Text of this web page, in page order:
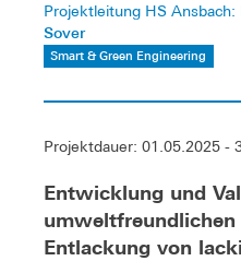
Projektleitung HS Ansbach:
Sover
Smart & Green Engineering
Projektdauer: 01.05.2025 -
Entwicklung und
Entlackung von